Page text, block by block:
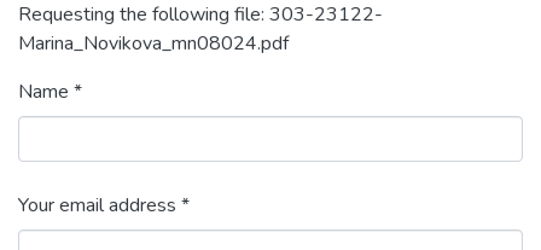
Requesting the following file: 303-23122-
Marina_Novikova_mn08024.pdf
Name *
Your email address *